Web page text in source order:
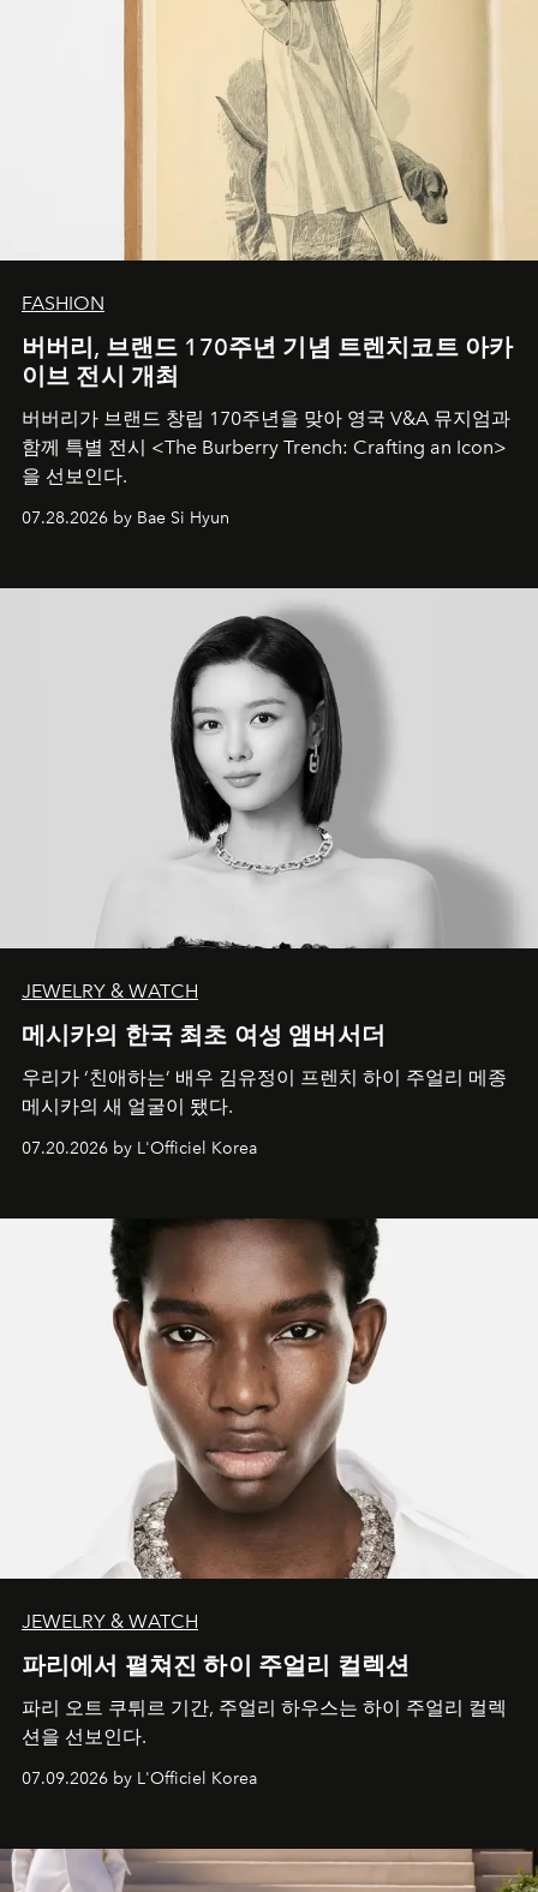
FASHION
버버리, 브랜드 170주년 기념 트렌치코트 아카
이브 전시 개최
버버리가 브랜드 창립 170주년을 맞아 영국 V&A 뮤지엄과
함께 특별 전시 <The Burberry Trench: Crafting an Icon>
을 선보인다.
07.28.2026 by Bae Si Hyun
JEWELRY & WATCH
메시카의 한국 최초 여성 앰버서더
우리가 ‘친애하는’ 배우 김유정이 프렌치 하이 주얼리 메종
메시카의 새 얼굴이 됐다.
07.20.2026 by L'Officiel Korea
JEWELRY & WATCH
파리에서 펼쳐진 하이 주얼리 컬렉션
파리 오트 쿠튀르 기간, 주얼리 하우스는 하이 주얼리 컬렉
션을 선보인다.
07.09.2026 by L'Officiel Korea